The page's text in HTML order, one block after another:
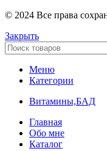
© 2024 Все права
Закрыть
Меню
Категории
Витамины,БАД
Главная
Обо мне
Каталог